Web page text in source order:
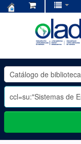
OLADE
-